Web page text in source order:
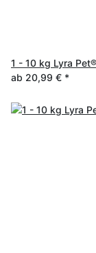
1 - 10 kg Lyra
ab 20,99 € *